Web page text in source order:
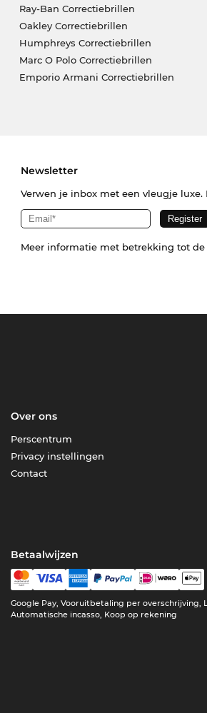
Ray-Ban Correctiebrillen
Oakley Correctiebrillen
Humphreys Correctiebrillen
Marc O Polo Correctiebrillen
Emporio Armani Correctiebrillen
Newsletter
Verwen je inbox met een vleugje luxe.
Meer informatie met betrekking tot
Over ons
Perscentrum
Privacy instellingen
Contact
Betaalwijzen
Google Pay, Vooruitbetaling per overschrijving,
Automatische incasso, Koop op rekening